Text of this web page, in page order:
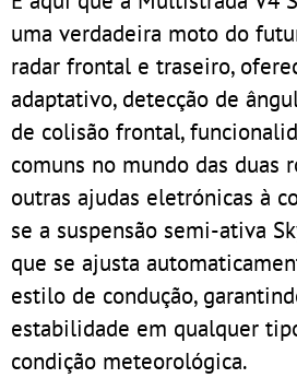
uma verdadeira moto do
radar frontal e traseiro,
adaptativo, detecção de
de colisão frontal,
comuns no mundo das duas
outras ajudas eletrónicas à
se a suspensão semi-ativa
que se ajusta
estilo de condução,
estabilidade em qualquer
condição meteorológica.